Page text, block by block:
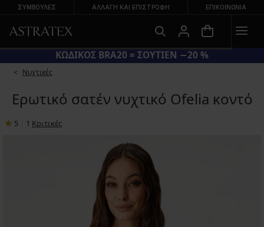
ΣΥΜΒΟΥΛΕΣ ΑΛΛΑΓΉ ΚΑΙ ΕΠΙΣΤΡΟΦΉ ΕΠΙΚΟΙΝΩΝΊΑ
ΚΩΔΙΚΟΣ BRA20 = ΣΟΥΤΙΕΝ −20 %
Νυχτικές
Ερωτικό σατέν νυχτικό Ofelia κοντό
5 1 Κριτικές